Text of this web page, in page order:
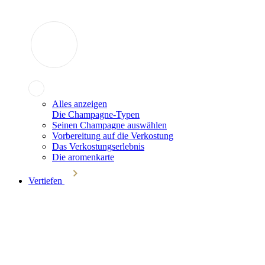
Alles anzeigen
Die Champagne-Typen
Seinen Champagne auswählen
Vorbereitung auf die Verkostung
Das Verkostungserlebnis
Die aromenkarte
Vertiefen